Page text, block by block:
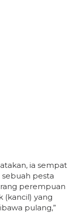
ia sempat
pesta
perempuan
(kancil) yang
pulang,”